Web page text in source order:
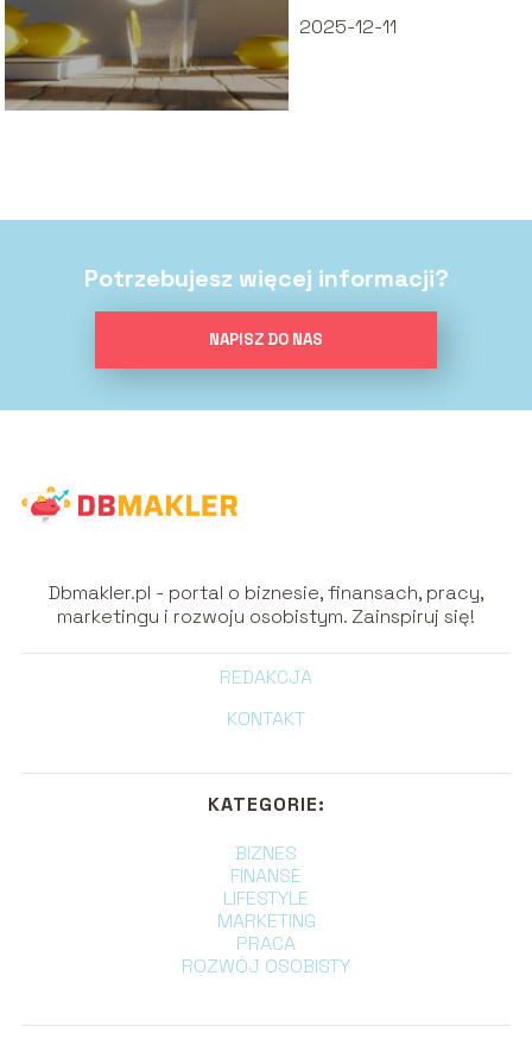
2025-12-11
Potrzebujesz więcej informacji?
NAPISZ DO NAS
Dbmakler.pl - portal o biznesie, finansach, pracy,
marketingu i rozwoju osobistym. Zainspiruj się!
REDAKCJA
KONTAKT
KATEGORIE:
BIZNES
FINANSE
LIFESTYLE
MARKETING
PRACA
ROZWÓJ OSOBISTY